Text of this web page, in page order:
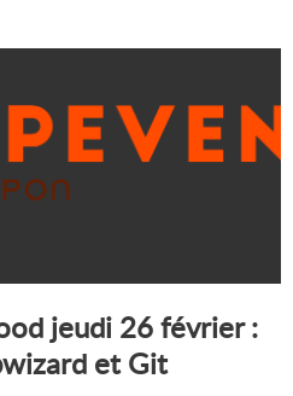
jeudi 26 février :
et Git